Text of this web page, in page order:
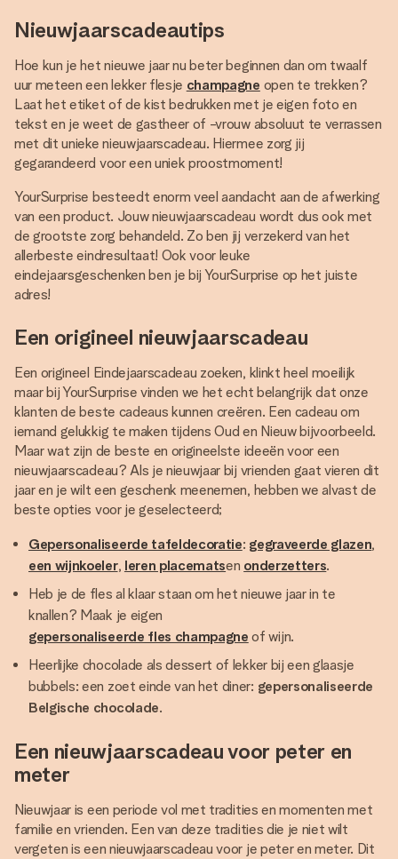
Nieuwjaarscadeautips
Hoe kun je het nieuwe jaar nu beter beginnen dan om twaalf
uur meteen een lekker flesje champagne open te trekken?
Laat het etiket of de kist bedrukken met je eigen foto en
tekst en je weet de gastheer of -vrouw absoluut te verrassen
met dit unieke nieuwjaarscadeau. Hiermee zorg jij
gegarandeerd voor een uniek proostmoment!
YourSurprise besteedt enorm veel aandacht aan de afwerking
van een product. Jouw nieuwjaarscadeau wordt dus ook met
de grootste zorg behandeld. Zo ben jij verzekerd van het
allerbeste eindresultaat! Ook voor leuke
eindejaarsgeschenken ben je bij YourSurprise op het juiste
adres!
Een origineel nieuwjaarscadeau
Een origineel Eindejaarscadeau zoeken, klinkt heel moeilijk
maar bij YourSurprise vinden we het echt belangrijk dat onze
klanten de beste cadeaus kunnen creëren. Een cadeau om
iemand gelukkig te maken tijdens Oud en Nieuw bijvoorbeeld.
Maar wat zijn de beste en origineelste ideeën voor een
nieuwjaarscadeau? Als je nieuwjaar bij vrienden gaat vieren dit
jaar en je wilt een geschenk meenemen, hebben we alvast de
beste opties voor je geselecteerd;
Gepersonaliseerde tafeldecoratie: gegraveerde glazen,
een wijnkoeler, leren placematsen onderzetters.
Heb je de fles al klaar staan om het nieuwe jaar in te
knallen? Maak je eigen
gepersonaliseerde fles champagne of wijn.
Heerlijke chocolade als dessert of lekker bij een glaasje
bubbels: een zoet einde van het diner: gepersonaliseerde
Belgische chocolade.
Een nieuwjaarscadeau voor peter en
meter
Nieuwjaar is een periode vol met tradities en momenten met
familie en vrienden. Een van deze tradities die je niet wilt
vergeten is een nieuwjaarscadeau voor je peter en meter. Dit